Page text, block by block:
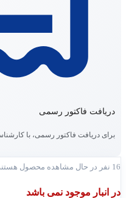
دریافت فاکتور رسمی
برای دریافت فاکتور رسمی، با
16 نفر در حال مشاهده محصول
در انبار موجود نمی باشد